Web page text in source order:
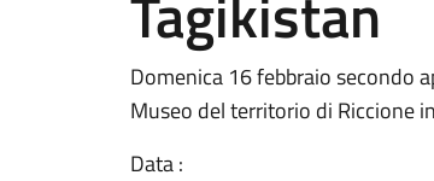
Domenica 16 febbraio secondo
Museo del territorio di Riccione
Data :